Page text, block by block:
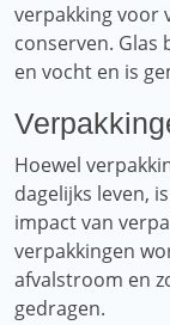
verpakking voor
conserven.
en vocht en is
Hoewel
dagelijks leven,
impact van
verpakkingen
afvalstroom en
gedragen.